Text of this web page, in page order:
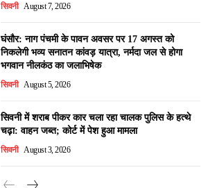
सिवनी August 7, 2026
घंसौर: नाग पंचमी के पावन अवसर पर 17 अगस्त को
निकलेगी भव्य सनातन कांवड़ यात्रा, नर्मदा जल से होगा
भगवान नीलकंठ का जलाभिषेक
सिवनी August 5, 2026
सिवनी में शराब पीकर कार चला रहा चालक पुलिस के हत्थे
चढ़ा: वाहन जब्त; कोर्ट में पेश हुआ मामला
सिवनी August 3, 2026